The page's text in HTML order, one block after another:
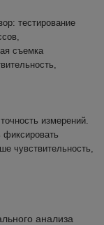
тестирование
съемка
измерений.
чувствительность,
анализа